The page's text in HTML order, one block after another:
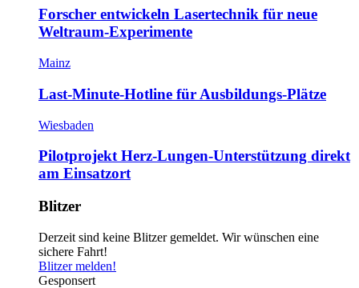
Forscher entwickeln Lasertechnik für neue
Weltraum-Experimente
Mainz
Last-Minute-Hotline für Ausbildungs-Plätze
Wiesbaden
Pilotprojekt Herz-Lungen-Unterstützung direkt
am Einsatzort
Blitzer
Derzeit sind keine Blitzer gemeldet. Wir wünschen eine
sichere Fahrt!
Blitzer melden!
Gesponsert